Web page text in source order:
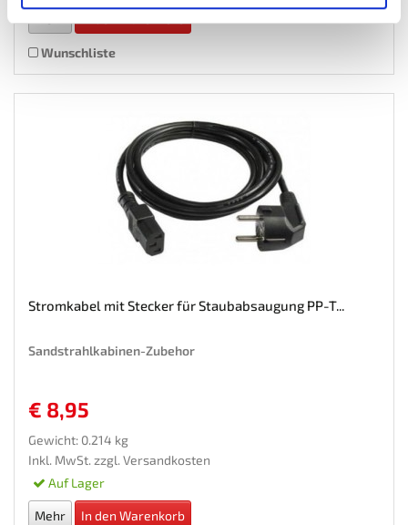
Wunschliste
Stromkabel mit Stecker für Staubabsaugung PP-T...
Sandstrahlkabinen-Zubehor
€ 8,95
Gewicht: 0.214 kg
Inkl. MwSt. zzgl. Versandkosten
Auf Lager
Mehr In den Warenkorb